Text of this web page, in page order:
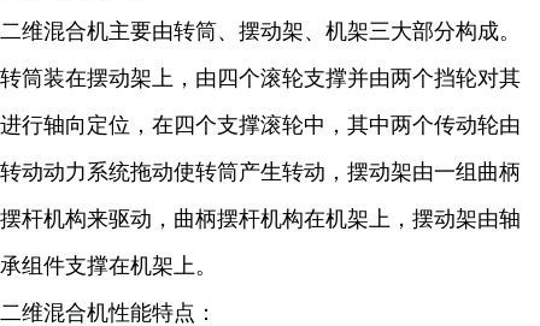
二维混合机主要由转筒、摆动架、机架三大部分构成。
转筒装在摆动架上，由四个滚轮支撑并由两个挡轮对其
进行轴向定位，在四个支撑滚轮中，其中两个传动轮由
转动动力系统拖动使转筒产生转动，摆动架由一组曲柄
摆杆机构来驱动，曲柄摆杆机构在机架上，摆动架由轴
承组件支撑在机架上。
二维混合机性能特点：